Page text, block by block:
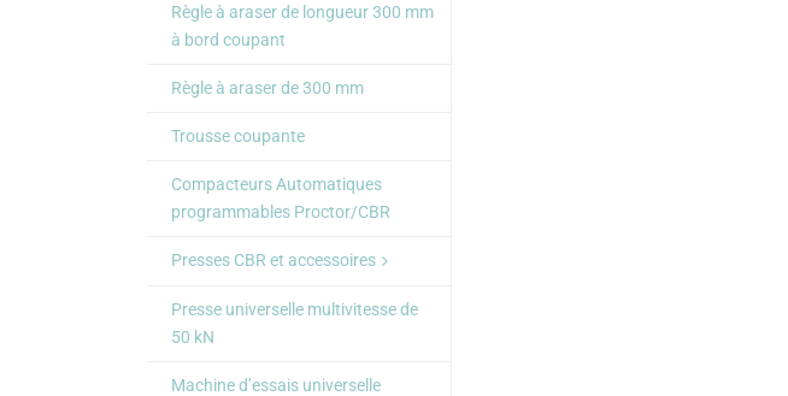
Règle à araser de longueur 300 mm
à bord coupant
Règle à araser de 300 mm
Trousse coupante
Compacteurs Automatiques
programmables Proctor/CBR
Presses CBR et accessoires
Presse universelle multivitesse de
50 kN
Machine d’essais universelle